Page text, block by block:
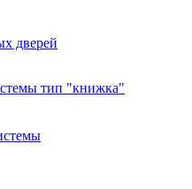
дверей
тип "книжка"